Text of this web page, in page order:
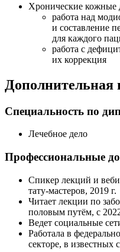
Хронические кожные
работа над
и составление
для каждого
работа с
их коррекция
Специальность по
Лечебное дело
Профессиональные
Спикер лекций и
тату-мастеров, 2019 г.
Читает лекции по
половым путём, с
Ведет социальные
Работала в
секторе, в известных